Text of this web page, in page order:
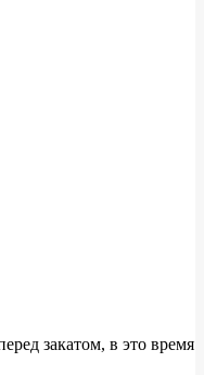
закатом, в это время